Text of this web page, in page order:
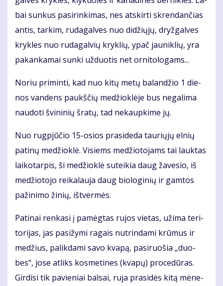
bai sun­kus pa­si­rin­ki­mas, nes at­skir­ti skren­dan­čias
an­tis, tar­kim, ru­da­gal­ves nuo di­džių­jų, dryž­gal­ves
kryk­les nuo ru­da­gal­vių kryk­lių, ypač jau­nik­lių, yra
pa­kan­ka­mai sun­ki už­duo­tis net or­ni­to­lo­gams...
No­riu pri­min­ti, kad nuo ki­tų me­tų ba­lan­džio 1 die­
nos van­dens paukš­čių me­džiok­lė­je bus ne­ga­li­ma
nau­do­ti švi­ni­nių šra­tų, tad ne­kaup­ki­me jų.
Nuo rug­pjū­čio 15-osios pra­si­de­da tau­rių­jų el­nių
pa­ti­nų me­džiok­lė. Vi­siems me­džio­to­jams tai lauk­tas
lai­ko­tar­pis, ši me­džiok­lė su­tei­kia daug ža­ve­sio, iš
me­džio­to­jo rei­ka­lau­ja daug bio­lo­gi­nių ir gam­tos
pa­ži­ni­mo ži­nių, iš­tver­mės.
Pa­ti­nai ren­ka­si į pa­mėg­tas ru­jos vie­tas, už­ima te­ri­
to­ri­jas, jas pa­si­žy­mi ra­gais nu­trin­da­mi krū­mus ir
me­džius, pa­lik­da­mi sa­vo kva­pą, pa­si­ruo­šia „duo­
bes“, jo­se at­liks kos­me­ti­nes (kva­pų) pro­ce­dū­ras.
Gir­di­si tik pa­vie­niai bal­sai, ru­ja pra­si­dės ki­tą mė­ne­